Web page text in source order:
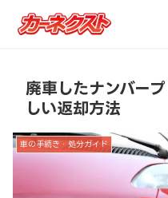
ホーム コラムTOP
廃車したナンバー
しい返却方法
車の手続き・処分ガイド